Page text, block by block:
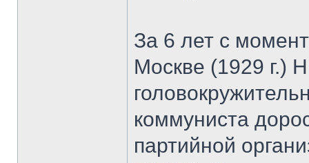
За 6 лет с
Москве (1929 г.)
коммуниста
партийной